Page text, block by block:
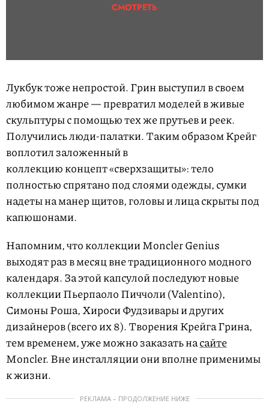
СМОТРЕТЬ
Лукбук тоже непростой. Грин выступил в своем
любимом жанре — превратил моделей в живые
скульптуры с помощью тех же прутьев и реек.
Получились люди-палатки. Таким образом Крейг
воплотил заложенный в
коллекцию концепт «сверхзащиты»: тело
полностью спрятано под слоями одежды, сумки
надеты на манер щитов, головы и лица скрыты под
капюшонами.
Напомним, что коллекции Moncler Genius
выходят раз в месяц вне традиционного модного
календаря. За этой капсулой последуют новые
коллекции Пьерпаоло Пиччоли (Valentino),
Симоны Роша, Хироси Фудзивары и других
дизайнеров (всего их 8). Творения Крейга Грина,
тем временем, уже можно заказать насайте
Moncler. Вне инсталляции они вполне применимы
к жизни.
РЕКЛАМА – ПРОДОЛЖЕНИЕ НИЖЕ